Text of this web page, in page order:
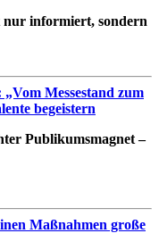
nur informiert, sondern
Messestand zum
begeistern
Publikumsmagnet –
Maßnahmen große